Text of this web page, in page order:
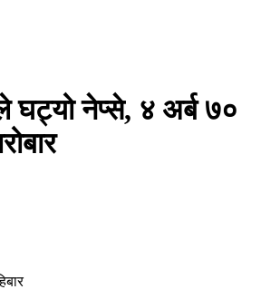
घट्यो नेप्से, ४ अर्ब ७०